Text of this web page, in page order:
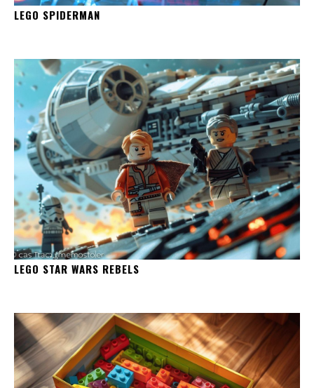
LEGO SPIDERMAN
LEGO STAR WARS REBELS